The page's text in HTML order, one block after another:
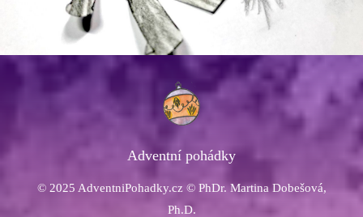
Adventní pohádky
© 2025 AdventniPohadky.cz © PhDr. Martina Dobešová,
Ph.D.